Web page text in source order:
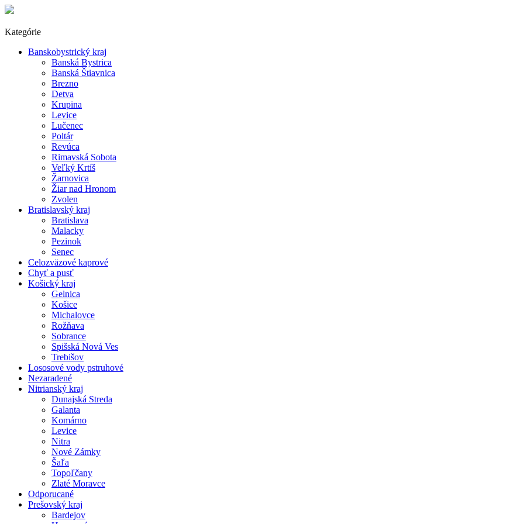
Kategórie
Banskobystrický kraj
Banská Bystrica
Banská Štiavnica
Brezno
Detva
Krupina
Levice
Lučenec
Poltár
Revúca
Rimavská Sobota
Veľký Krtíš
Žarnovica
Žiar nad Hronom
Zvolen
Bratislavský kraj
Bratislava
Malacky
Pezinok
Senec
Celozväzové kaprové
Chyť a pusť
Košický kraj
Gelnica
Košice
Michalovce
Rožňava
Sobrance
Spišská Nová Ves
Trebišov
Lososové vody pstruhové
Nezaradené
Nitrianský kraj
Dunajská Streda
Galanta
Komárno
Levice
Nitra
Nové Zámky
Šaľa
Topoľčany
Zlaté Moravce
Odporucané
Prešovský kraj
Bardejov